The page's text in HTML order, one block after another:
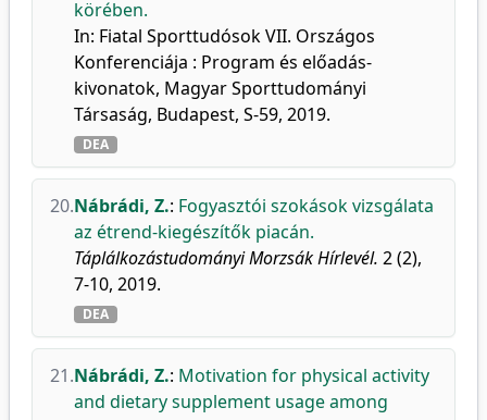
körében.
In: Fiatal Sporttudósok VII. Országos
Konferenciája : Program és előadás-
kivonatok, Magyar Sporttudományi
Társaság, Budapest, S-59, 2019.
DEA
20.Nábrádi, Z.: Fogyasztói szokások vizsgálata
az étrend-kiegészítők piacán.
Táplálkozástudományi Morzsák Hírlevél. 2 (2),
7-10, 2019.
DEA
21.Nábrádi, Z.: Motivation for physical activity
and dietary supplement usage among